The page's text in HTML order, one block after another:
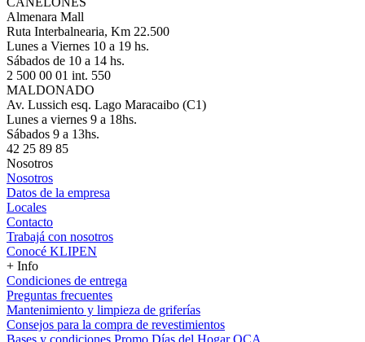
Almenara Mall
Ruta Interbalnearia, Km 22.500
Lunes a Viernes 10 a 19 hs.
Sábados de 10 a 14 hs.
2 500 00 01 int. 550
MALDONADO
Av. Lussich esq. Lago Maracaibo (C1)
Lunes a viernes 9 a 18hs.
Sábados 9 a 13hs.
42 25 89 85
Nosotros
Nosotros
Datos de la empresa
Locales
Contacto
Trabajá con nosotros
Conocé KLIPEN
+ Info
Condiciones de entrega
Preguntas frecuentes
Mantenimiento y limpieza de griferías
Consejos para la compra de revestimientos